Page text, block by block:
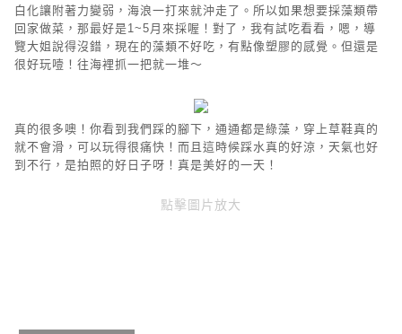
白化讓附著力變弱，海浪一打來就沖走了。所以如果想要採藻類帶
回家做菜，那最好是1~5月來採喔！對了，我有試吃看看，嗯，導
覽大姐說得沒錯，現在的藻類不好吃，有點像塑膠的感覺。但還是
很好玩噎！往海裡抓一把就一堆～
真的很多噢！你看到我們踩的腳下，通通都是綠藻，穿上草鞋真的
就不會滑，可以玩得很痛快！而且這時候踩水真的好涼，天氣也好
到不行，是拍照的好日子呀！真是美好的一天！
點擊圖片放大